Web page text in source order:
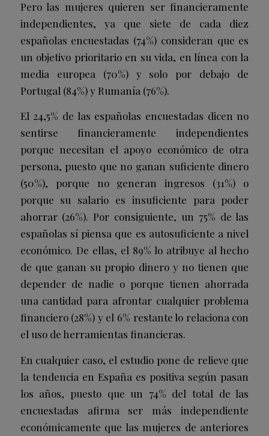
Pero las mujeres quieren ser financieramente
independientes, ya que siete de cada diez
españolas encuestadas (74%) consideran que es
un objetivo prioritario en su vida, en línea con la
media europea (70%) y solo por debajo de
Portugal (84%) y Rumanía (76%).
El 24,5% de las españolas encuestadas dicen no
sentirse financieramente independientes
porque necesitan el apoyo económico de otra
persona, puesto que no ganan suficiente dinero
(50%), porque no generan ingresos (31%) o
porque su salario es insuficiente para poder
ahorrar (26%). Por consiguiente, un 75% de las
españolas sí piensa que es autosuficiente a nivel
económico. De ellas, el 89% lo atribuye al hecho
de que ganan su propio dinero y no tienen que
depender de nadie o porque tienen ahorrada
una cantidad para afrontar cualquier problema
financiero (28%) y el 6% restante lo relaciona con
el uso de herramientas financieras.
En cualquier caso, el estudio pone de relieve que
la tendencia en España es positiva según pasan
los años, puesto que un 74% del total de las
encuestadas afirma ser más independiente
económicamente que las mujeres de anteriores